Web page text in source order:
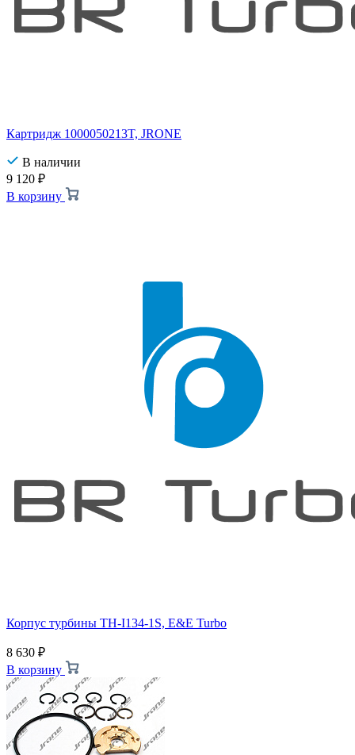
Картридж 1000050213T, JRONE
В наличии
9 120 ₽
В корзину
Корпус турбины TH-I134-1S, E&E Turbo
8 630 ₽
В корзину